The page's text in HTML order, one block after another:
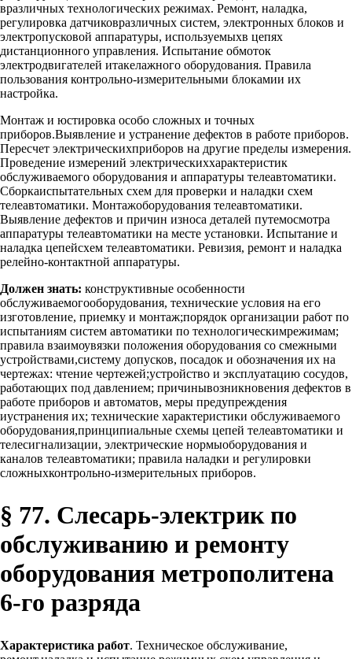
вразличных технологических режимах. Ремонт, наладка,
регулировка датчиковразличных систем, электронных блоков и
электропусковой аппаратуры, используемыхв цепях
дистанционного управления. Испытание обмоток
электродвигателей итакелажного оборудования. Правила
пользования контрольно-измерительными блокамии их
настройка.
Монтаж и юстировка особо сложных и точных
приборов.Выявление и устранение дефектов в работе приборов.
Пересчет электрическихприборов на другие пределы измерения.
Проведение измерений электрическиххарактеристик
обслуживаемого оборудования и аппаратуры телеавтоматики.
Сборкаиспытательных схем для проверки и наладки схем
телеавтоматики. Монтажоборудования телеавтоматики.
Выявление дефектов и причин износа деталей путемосмотра
аппаратуры телеавтоматики на месте установки. Испытание и
наладка цепейсхем телеавтоматики. Ревизия, ремонт и наладка
релейно-контактной аппаратуры.
Должен знать: конструктивные особенности
обслуживаемогооборудования, технические условия на его
изготовление, приемку и монтаж;порядок организации работ по
испытаниям систем автоматики по технологическимрежимам;
правила взаимоувязки положения оборудования со смежными
устройствами,систему допусков, посадок и обозначения их на
чертежах: чтение чертежей;устройство и эксплуатацию сосудов,
работающих под давлением; причинывозникновения дефектов в
работе приборов и автоматов, меры предупреждения
иустранения их; технические характеристики обслуживаемого
оборудования,принципиальные схемы цепей телеавтоматики и
телесигнализации, электрические нормыоборудования и
каналов телеавтоматики; правила наладки и регулировки
сложныхконтрольно-измерительных приборов.
§ 77. Слесарь-электрик по
обслуживанию и ремонту
оборудования метрополитена
6-го разряда
Характеристика работ. Техническое обслуживание,